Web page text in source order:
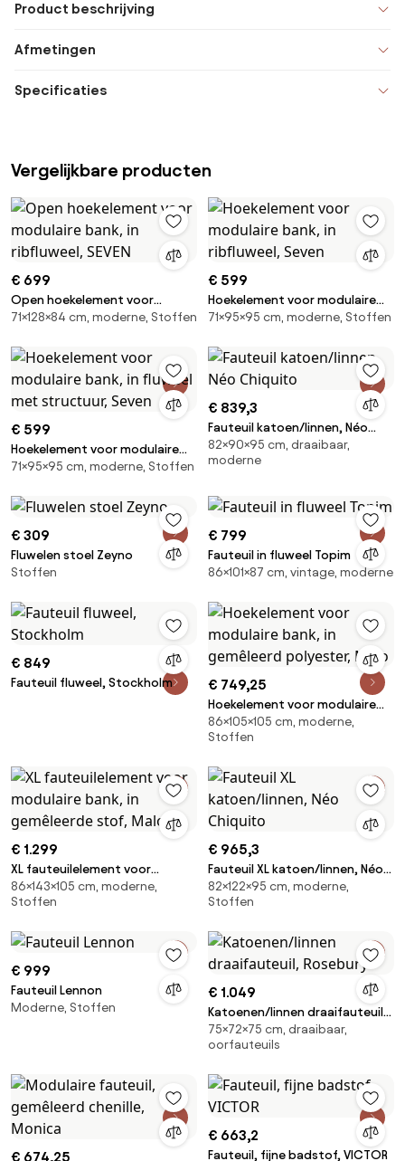
Product beschrijving
Afmetingen
Specificaties
Vergelijkbare producten
€ 699
Open hoekelement voor
modulaire bank, in ribfluweel,
71×128×84 cm, moderne, Stoffen
€ 599
Hoekelement voor modulaire
bank, in ribfluweel, Seven
71×95×95 cm, moderne, Stoffen
€ 599
Hoekelement voor modulaire
bank, in fluweel met structuur,
71×95×95 cm, moderne, Stoffen
€ 839,3
Fauteuil katoen/linnen, Néo
Chiquito
82×90×95 cm, draaibaar,
moderne
€ 309
Fluwelen stoel Zeyno
Stoffen
€ 799
Fauteuil in fluweel Topim
86×101×87 cm, vintage, moderne
€ 849
Fauteuil fluweel, Stockholm € 749,25
Hoekelement voor modulaire
bank, in gemêleerd polyester,
Malo
86×105×105 cm, moderne,
Stoffen
€ 1.299
XL fauteuilelement voor
modulaire bank, in gemêleerde
stof, Malo
86×143×105 cm, moderne,
Stoffen
€ 965,3
Fauteuil XL katoen/linnen, Néo
Chiquito
82×122×95 cm, moderne,
Stoffen
€ 999
Fauteuil Lennon
Moderne, Stoffen
€ 1.049
Katoenen/linnen draaifauteuil,
Rosebury
75×72×75 cm, draaibaar,
oorfauteuils
€ 674,25
€ 663,2
Fauteuil, fijne badstof, VICTOR